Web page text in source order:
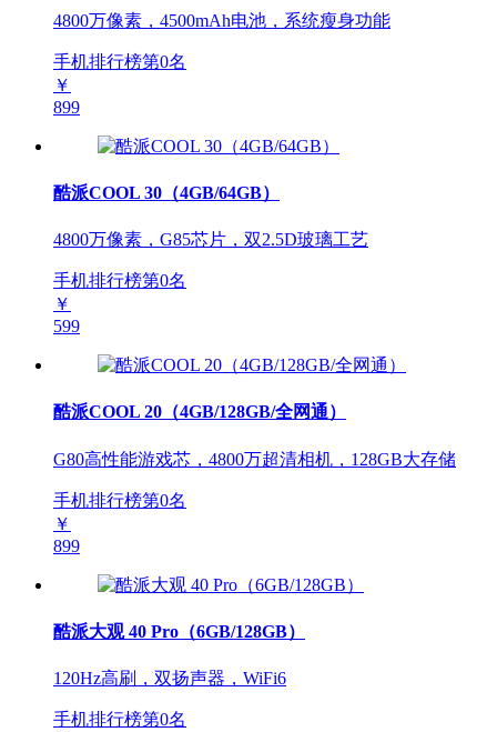
4800万像素，4500mAh电池，系统瘦身功能
手机排行榜第0名
￥
899
酷派COOL 30（4GB/64GB）
4800万像素，G85芯片，双2.5D玻璃工艺
手机排行榜第0名
￥
599
酷派COOL 20（4GB/128GB/全网通）
G80高性能游戏芯，4800万超清相机，128GB大存储
手机排行榜第0名
￥
899
酷派大观 40 Pro（6GB/128GB）
120Hz高刷，双扬声器，WiFi6
手机排行榜第0名